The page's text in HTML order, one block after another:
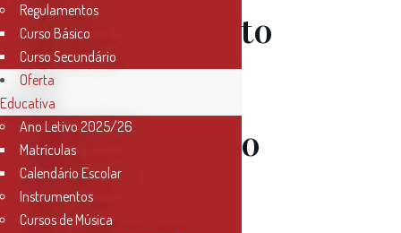
Regulamento
Admissão ao
Ensino
Regulamentos
Curso Básico
Curso Secundário
Oferta
Educativa
Ano Letivo 2025/26
Matrículas
Calendário Escolar
Instrumentos
Cursos de Música